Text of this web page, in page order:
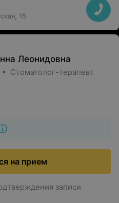
15
Леонидовна
Стоматолог-терапевт
на прием
записи